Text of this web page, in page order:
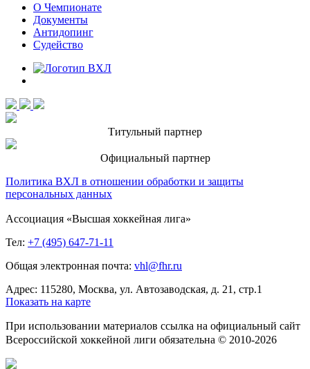
О Чемпионате
Документы
Антидопинг
Судейство
Титульный партнер
Официальный партнер
Политика ВХЛ в отношении обработки и защиты
персональных данных
Ассоциация «Высшая хоккейная лига»
Тел: +7 (495) 647-71-11
Общая электронная почта: vhl@fhr.ru
Адрес: 115280, Москва, ул. Автозаводская, д. 21, стр.1
Показать на карте
При использовании материалов ссылка на официальный сайт
Всероссийской хоккейной лиги обязательна © 2010-2026